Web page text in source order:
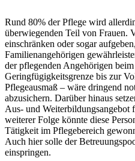
Rund 80% der Pflege wird
überwiegenden Teil von Frauen.
einschränken oder sogar
Familienangehörigen
der pflegenden Angehörigen
Geringfügigkeitsgrenze bis zur
Pflegeausmaß – wäre dringend
abzusichern. Darüber hinaus
Aus- und Weiterbildungsangebot
weiterer Folge könnte diese
Tätigkeit im Pflegebereich
Auch hier solle der
einspringen.